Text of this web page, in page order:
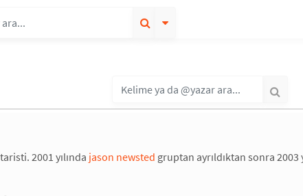
2001 yılında jason newsted gruptan ayrıldıktan sonra 2003